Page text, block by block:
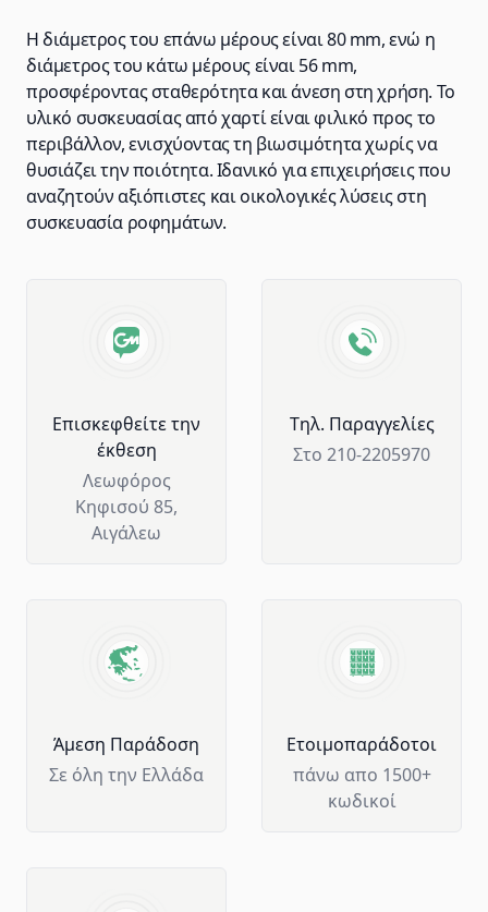
Η διάμετρος του επάνω μέρους είναι 80 mm, ενώ η
διάμετρος του κάτω μέρους είναι 56 mm,
προσφέροντας σταθερότητα και άνεση στη χρήση. Το
υλικό συσκευασίας από χαρτί είναι φιλικό προς το
περιβάλλον, ενισχύοντας τη βιωσιμότητα χωρίς να
θυσιάζει την ποιότητα. Ιδανικό για επιχειρήσεις που
αναζητούν αξιόπιστες και οικολογικές λύσεις στη
συσκευασία ροφημάτων.
Επισκεφθείτε την
έκθεση
Λεωφόρος
Κηφισού 85,
Αιγάλεω
Tηλ. Παραγγελίες
Στο 210-2205970
Άμεση Παράδοση
Σε όλη την Ελλάδα
Ετοιμοπαράδοτοι
πάνω απο 1500+
κωδικοί